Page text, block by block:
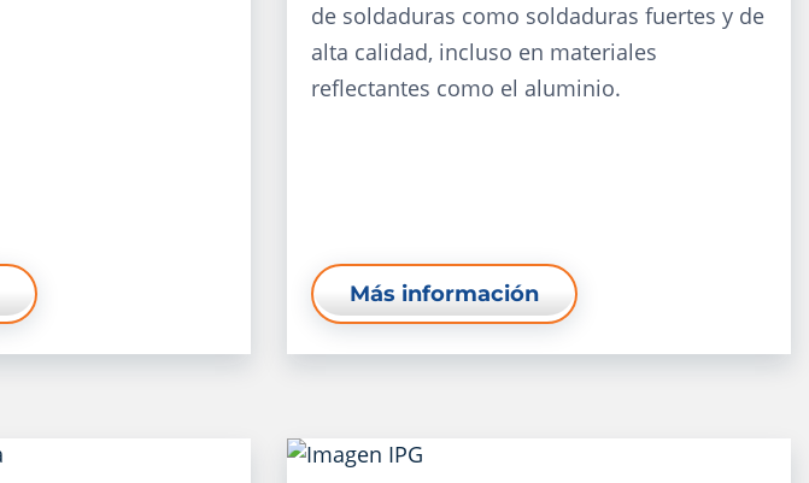
de soldaduras como soldaduras fuertes y de
alta calidad, incluso en materiales
reflectantes como el aluminio.
Más información